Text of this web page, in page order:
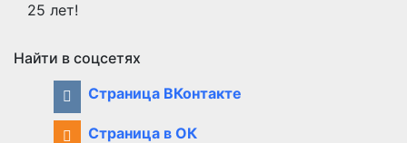
25 лет!
Найти в соцсетях
Страница ВКонтакте
Страница в ОК